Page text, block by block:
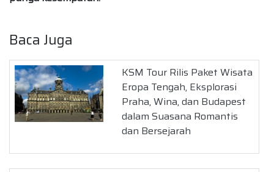
Baca Juga
KSM Tour Rilis Paket Wisata
Eropa Tengah, Eksplorasi
Praha, Wina, dan Budapest
dalam Suasana Romantis
dan Bersejarah